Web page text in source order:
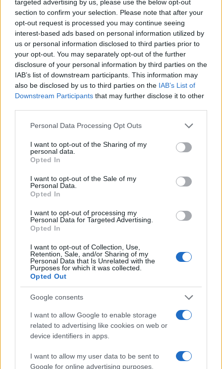
targeted advertising by us, please use the below opt-out
section to confirm your selection. Please note that after your
opt-out request is processed you may continue seeing
interest-based ads based on personal information utilized by
us or personal information disclosed to third parties prior to
your opt-out. You may separately opt-out of the further
disclosure of your personal information by third parties on the
IAB’s list of downstream participants. This information may
also be disclosed by us to third parties on the IAB’s List of
Downstream Participants that may further disclose it to other
Please note that this website/app uses one or more Google
not limited to your visit or usage behaviour. You may click to
grant or deny consent to Google and its third-party tags to
use your data for below specified purposes in below Google
consent section.
Personal Data Processing Opt Outs
I want to opt-out of the Sharing of my
personal data.
Opted In
I want to opt-out of the Sale of my
Personal Data.
Opted In
I want to opt-out of processing my
Personal Data for Targeted Advertising.
Opted In
I want to opt-out of Collection, Use,
Retention, Sale, and/or Sharing of my
Personal Data that Is Unrelated with the
Purposes for which it was collected.
Opted Out
Google consents
I want to allow Google to enable storage
related to advertising like cookies on web or
device identifiers in apps.
I want to allow my user data to be sent to
Google for online advertising purposes.
Continua a leggere
FUORI PORTA